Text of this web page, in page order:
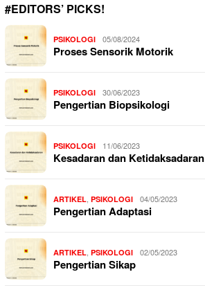
#EDITORS’ PICKS!
PSIKOLOGI 05/08/2024
Proses Sensorik Motorik
PSIKOLOGI 30/06/2023
Pengertian Biopsikologi
PSIKOLOGI 11/06/2023
Kesadaran dan Ketidaksadaran
ARTIKEL, PSIKOLOGI 04/05/2023
Pengertian Adaptasi
ARTIKEL, PSIKOLOGI 02/05/2023
Pengertian Sikap